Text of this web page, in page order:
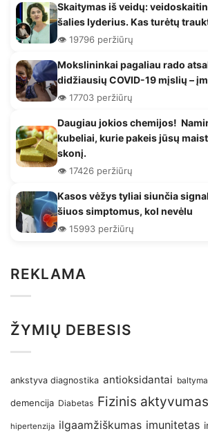
Skaitymas iš veidų:
šalies lyderius. Kas turėtų
👁️ 19796 peržiūrų
Mokslininkai pagaliau rado
didžiausių COVID-19 mįslių –
👁️ 17703 peržiūrų
Daugiau jokios chemijos!
kubeliai, kurie pakeis jūsų
skonį.
👁️ 17426 peržiūrų
Kasos vėžys tyliai siunčia
šiuos simptomus, kol nevėlu
👁️ 15993 peržiūrų
REKLAMA
ŽYMIŲ DEBESIS
ankstyva diagnostika antioksidantai
demencija Diabetas Fizinis aktyvumas
hipertenzija ilgaamžiškumas imunitetas